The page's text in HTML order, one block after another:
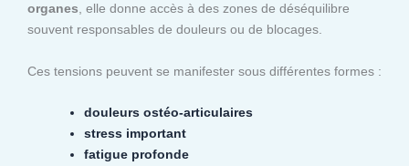
organes, elle donne accès à des zones de déséquilibre
souvent responsables de douleurs ou de blocages.
Ces tensions peuvent se manifester sous différentes formes :
douleurs ostéo-articulaires
stress important
fatigue profonde